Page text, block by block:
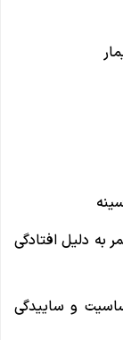
به دلیل افتادگی
و ساییدگی